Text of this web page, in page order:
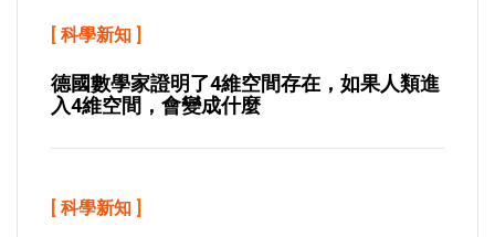
[ 科學新知 ]
德國數學家證明了4維空間存在，如果人類進
入4維空間，會變成什麼
[ 科學新知 ]